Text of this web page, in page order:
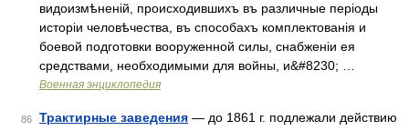
видоизмѣненій, происходившихъ въ различные періоды
исторіи человѣчества, въ способахъ комплектованія и
боевой подготовки вооруженной силы, снабженіи ея
средствами, необходимыми для войны, и&#8230; …
Военная энциклопедия
86 Трактирные заведения — до 1861 г. подлежали действию